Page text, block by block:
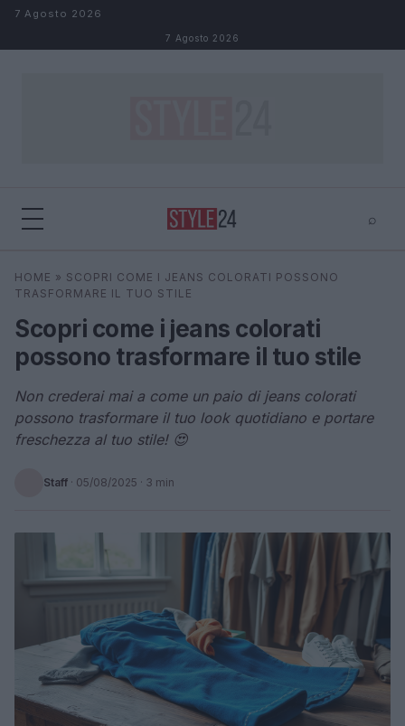
Salta al contenuto
7 Agosto 2026
7 Agosto 2026
⌕
Cerca
HOME » SCOPRI COME I JEANS COLORATI POSSONO
TRASFORMARE IL TUO STILE
Scopri come i jeans colorati
possono trasformare il tuo stile
Non crederai mai a come un paio di jeans colorati
possono trasformare il tuo look quotidiano e portare
freschezza al tuo stile! 😍
Staff · 05/08/2025 · 3 min